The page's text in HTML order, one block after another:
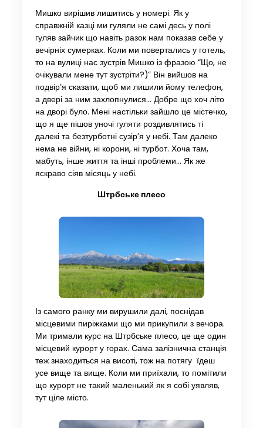
Мишко вирішив лишитись у номері. Як у
справжній казці ми гуляли не самі десь у полі
гуляв зайчик що навіть разок нам показав себе у
вечірніх сумерках. Коли ми повертались у готель,
то на вулиці нас зустрів Мишко із фразою “Що, не
очікували мене тут зустріти?)” Він вийшов на
подвір’я сказати, щоб ми лишили йому телефон,
а двері за ним захлопнулися… Добре що хоч літо
на дворі було. Мені настільки зайшло це містечко,
що я ще пішов уночі гуляти роздивлятись ті
далекі та безтурботні сузір’я у небі. Там далеко
нема не війни, ні корони, ні турбот. Хоча там,
мабуть, інше життя та інші проблеми… Як же
яскраво сіяв місяць у небі.
Штрбське плесо
Із самого ранку ми вирушили далі, поснідав
місцевими пиріжками що ми прикупили з вечора.
Ми тримали курс на Штрбське плесо, це ще один
місцевий курорт у горах. Сама залізнична станція
теж знаходиться на висоті, тож на потягу їдеш
усе вище та вище. Коли ми приїхали, то помітили
що курорт не такий маленький як я собі уявляв,
тут ціле місто.